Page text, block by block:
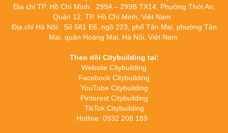
Địa chỉ TP. Hồ Chí Minh: 299A – 299B TX14, Phường Thới An,
Quận 12, TP. Hồ Chí Minh, Việt Nam
Địa chỉ Hà Nội: Số 581 E6, ngõ 223, phố Tân Mai, phường Tân
Mai, quận Hoàng Mai, Hà Nội, Việt Nam
Theo dõi Citybuilding tại:
Website Citybuilding
Facebook Citybuilding
YouTube Citybuilding
Pinterest Citybuilding
TikTok Citybuilding
Hotline: 0932 208 189